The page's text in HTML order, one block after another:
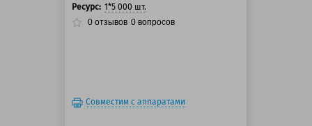
Ресурс: 1*5 000 шт.
0 отзывов 0 вопросов
Совместим с аппаратами